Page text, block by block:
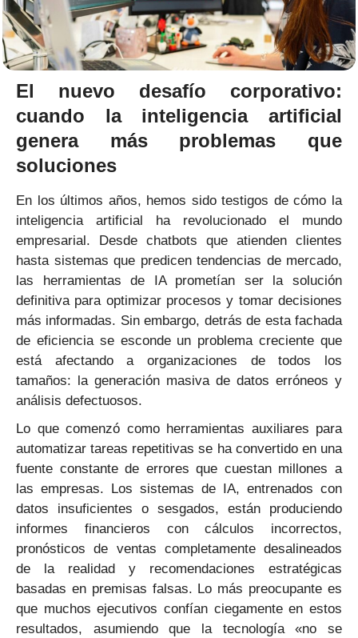
El nuevo desafío corporativo:
cuando la inteligencia artificial
genera más problemas que
soluciones
En los últimos años, hemos sido testigos de cómo la
inteligencia artificial ha revolucionado el mundo
empresarial. Desde chatbots que atienden clientes
hasta sistemas que predicen tendencias de mercado,
las herramientas de IA prometían ser la solución
definitiva para optimizar procesos y tomar decisiones
más informadas. Sin embargo, detrás de esta fachada
de eficiencia se esconde un problema creciente que
está afectando a organizaciones de todos los
tamaños: la generación masiva de datos erróneos y
análisis defectuosos.
Lo que comenzó como herramientas auxiliares para
automatizar tareas repetitivas se ha convertido en una
fuente constante de errores que cuestan millones a
las empresas. Los sistemas de IA, entrenados con
datos insuficientes o sesgados, están produciendo
informes financieros con cálculos incorrectos,
pronósticos de ventas completamente desalineados
de la realidad y recomendaciones estratégicas
basadas en premisas falsas. Lo más preocupante es
que muchos ejecutivos confían ciegamente en estos
resultados, asumiendo que la tecnología «no se